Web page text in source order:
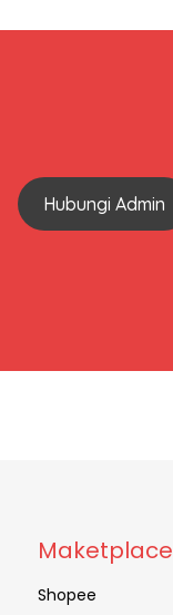
Hubungi Admin
Maketplace
Shopee